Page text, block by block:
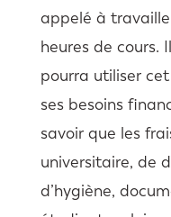
appelé à
heures de cours.
pourra utiliser
ses besoins
savoir que les
universitaire, de
d’hygiène,